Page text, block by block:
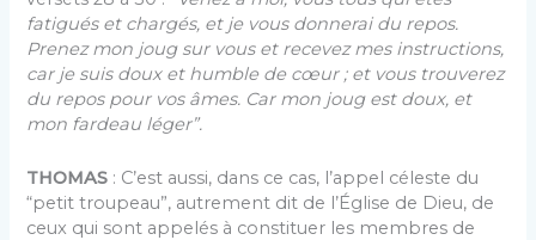
fatigués et chargés, et je vous donnerai du repos.
Prenez mon joug sur vous et recevez mes instructions,
car je suis doux et humble de cœur ; et vous trouverez
du repos pour vos âmes. Car mon joug est doux, et
mon fardeau léger”.
THOMAS : C’est aussi, dans ce cas, l’appel céleste du
“petit troupeau”, autrement dit de l’Église de Dieu, de
ceux qui sont appelés à constituer les membres de